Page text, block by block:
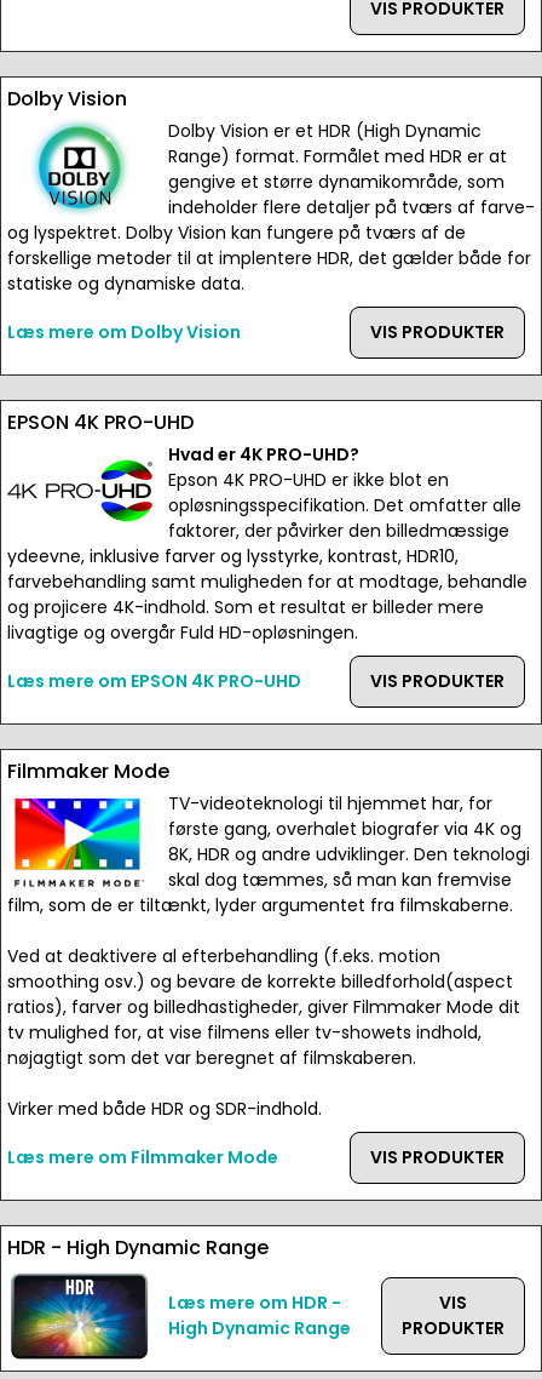
VIS PRODUKTER
Dolby Vision
Dolby Vision er et HDR (High Dynamic
Range) format. Formålet med HDR er at
gengive et større dynamikområde, som
indeholder flere detaljer på tværs af farve-
og lyspektret. Dolby Vision kan fungere på tværs af de
forskellige metoder til at implentere HDR, det gælder både for
statiske og dynamiske data.
Læs mere om Dolby Vision
VIS PRODUKTER
EPSON 4K PRO-UHD
Hvad er 4K PRO-UHD?
Epson 4K PRO-UHD er ikke blot en
opløsningsspecifikation. Det omfatter alle
faktorer, der påvirker den billedmæssige
ydeevne, inklusive farver og lysstyrke, kontrast, HDR10,
farvebehandling samt muligheden for at modtage, behandle
og projicere 4K-indhold. Som et resultat er billeder mere
livagtige og overgår Fuld HD-opløsningen.
Læs mere om EPSON 4K PRO-UHD
VIS PRODUKTER
Filmmaker Mode
TV-videoteknologi til hjemmet har, for
første gang, overhalet biografer via 4K og
8K, HDR og andre udviklinger. Den teknologi
skal dog tæmmes, så man kan fremvise
film, som de er tiltænkt, lyder argumentet fra filmskaberne.
Ved at deaktivere al efterbehandling (f.eks. motion
smoothing osv.) og bevare de korrekte billedforhold(aspect
ratios), farver og billedhastigheder, giver Filmmaker Mode dit
tv mulighed for, at vise filmens eller tv-showets indhold,
nøjagtigt som det var beregnet af filmskaberen.
Virker med både HDR og SDR-indhold.
Læs mere om Filmmaker Mode
VIS PRODUKTER
HDR - High Dynamic Range
Læs mere om HDR -
High Dynamic Range
VIS
PRODUKTER